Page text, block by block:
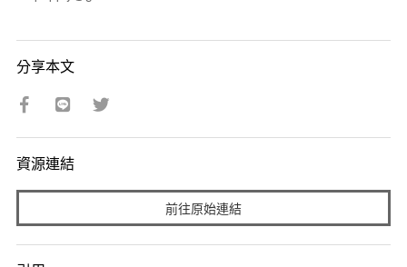
分享本文
資源連結
前往原始連結